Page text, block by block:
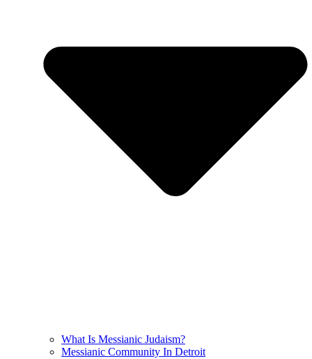
What Is Messianic Judaism?
Messianic Community In Detroit